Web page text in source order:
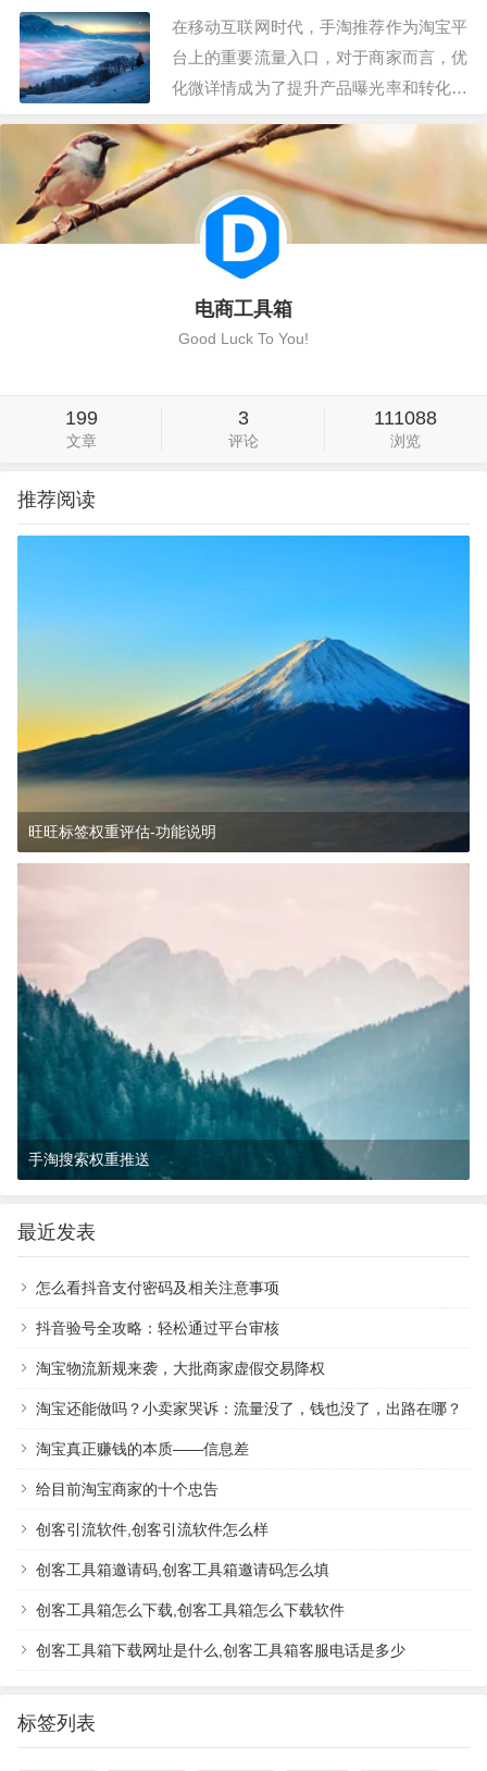
语言，它通过使用特定的属性来增强
HTML标签，从而使搜索引擎更容易…
在移动互联网时代，手淘推荐作为淘宝平
台上的重要流量入口，对于商家而言，优
化微详情成为了提升产品曝光率和转化率
的优化，提高手淘推荐的展现效果，助力
商家提升销售业绩。 一、关键词优化：
核心关键词的精准匹配 手淘推荐的微详
情中，关键词的精准匹配至关重要。商家
需要确…
电商工具箱
Good Luck To You!
199
文章
3
评论
111088
浏览
推荐阅读
旺旺标签权重评估-功能说明
12个月前(01-20) 大数据验号
手淘搜索权重推送
最近发表
怎么看抖音支付密码及相关注意事项
抖音验号全攻略：轻松通过平台审核
淘宝物流新规来袭，大批商家虚假交易降权
淘宝还能做吗？小卖家哭诉：流量没了，钱也没了，出路在哪？
淘宝真正赚钱的本质——信息差
给目前淘宝商家的十个忠告
创客引流软件,创客引流软件怎么样
创客工具箱邀请码,创客工具箱邀请码怎么填
创客工具箱怎么下载,创客工具箱怎么下载软件
创客工具箱下载网址是什么,创客工具箱客服电话是多少
标签列表